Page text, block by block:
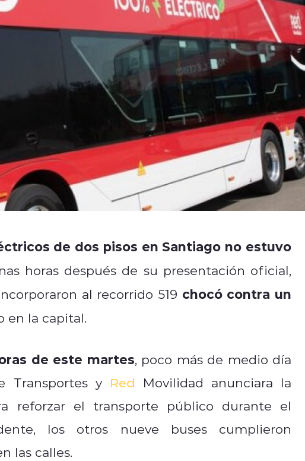
de dos pisos en Santiago no estuvo
horas después de su presentación oficial,
al recorrido 519 chocó contra un
en la capital.
de este martes, poco más de medio día
Transportes y Red Movilidad anunciara la
reforzar el transporte público durante el
los otros nueve buses cumplieron
las calles.